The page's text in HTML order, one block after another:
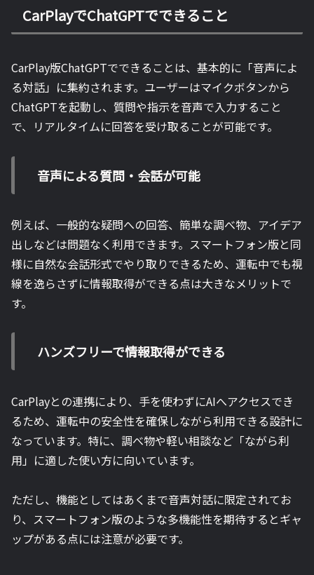
CarPlayでChatGPTでできること
CarPlay版ChatGPTでできることは、基本的に「音声によ
る対話」に集約されます。ユーザーはマイクボタンから
ChatGPTを起動し、質問や指示を音声で入力すること
で、リアルタイムに回答を受け取ることが可能です。
音声による質問・会話が可能
例えば、一般的な疑問への回答、簡単な調べ物、アイデア
出しなどは問題なく利用できます。スマートフォン版と同
様に自然な会話形式でやり取りできるため、運転中でも視
線を逸らさずに情報取得ができる点は大きなメリットで
す。
ハンズフリーで情報取得ができる
CarPlayとの連携により、手を使わずにAIへアクセスでき
るため、運転中の安全性を確保しながら利用できる設計に
なっています。特に、調べ物や軽い相談など「ながら利
用」に適した使い方に向いています。
ただし、機能としてはあくまで音声対話に限定されてお
り、スマートフォン版のような多機能性を期待するとギャ
ップがある点には注意が必要です。